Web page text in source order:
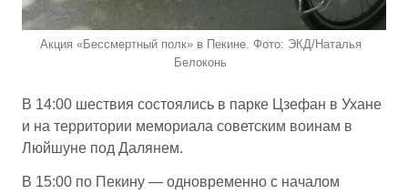
Акция «Бессмертный полк» в Пекине. Фото: ЭКД/Наталья
Белоконь
В 14:00 шествия состоялись в парке Цзефан в Ухане
и на территории мемориала советским воинам в
Люйшуне под Далянем.
В 15:00 по Пекину — одновременно с началом